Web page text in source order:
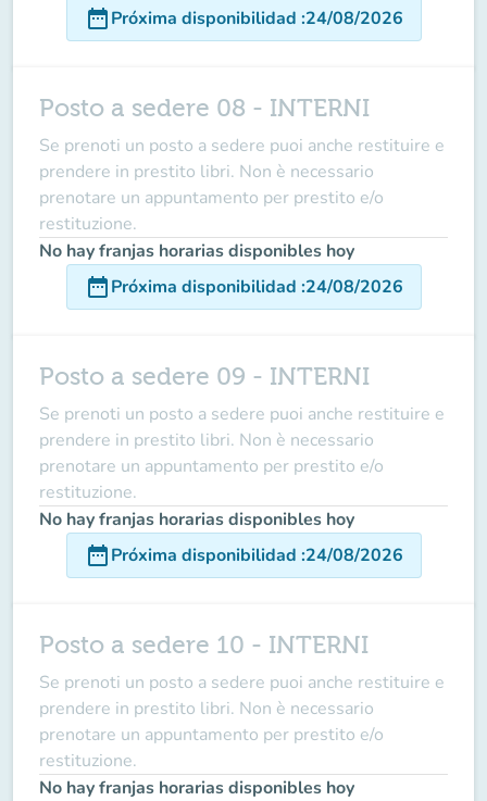
date_rangePróxima disponibilidad :24/08/2026
Posto a sedere 08 - INTERNI
Se prenoti un posto a sedere puoi anche restituire e
prendere in prestito libri. Non è necessario
prenotare un appuntamento per prestito e/o
restituzione.
No hay franjas horarias disponibles hoy
date_rangePróxima disponibilidad :24/08/2026
Posto a sedere 09 - INTERNI
Se prenoti un posto a sedere puoi anche restituire e
prendere in prestito libri. Non è necessario
prenotare un appuntamento per prestito e/o
restituzione.
No hay franjas horarias disponibles hoy
date_rangePróxima disponibilidad :24/08/2026
Posto a sedere 10 - INTERNI
Se prenoti un posto a sedere puoi anche restituire e
prendere in prestito libri. Non è necessario
prenotare un appuntamento per prestito e/o
restituzione.
No hay franjas horarias disponibles hoy